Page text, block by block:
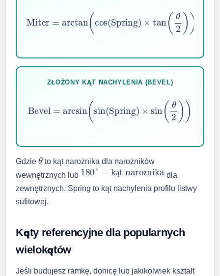
(cos 2 ))
ZŁOŻONY KĄT NACHYLENIA (BEVEL)
arcsin θ2))
Gdzieθ to kąt narożnika dla narożników
wewnętrznych lub
ą ż
180° kąt narożnika
dla
zewnętrznych. Spring to kąt nachylenia profilu listwy
sufitowej.
Kąty referencyjne dla popularnych
wielokątów
Jeśli budujesz ramkę, donicę lub jakikolwiek kształt